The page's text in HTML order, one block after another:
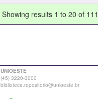
Showing results 1 to 20 of 111
UNIOESTE
(45) 3220-3000
biblioteca.repositorio@unioeste.br